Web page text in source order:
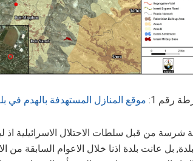
رقم 1: موقع المنازل المستهدفة بالهدم في
شرسة من قبل سلطات الاحتلال الاسرائيلية اذ
بل عانت بلدة اذنا خلال الاعوام السابقة